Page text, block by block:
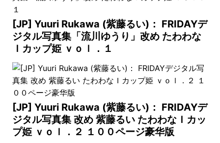
[JP] Yuuri Rukawa (紫藤るい)： FRIDAYデ
ジタル写真集「流川ゆうり」改め たわわな
Ｉカップ姫 ｖｏｌ．１
[JP] Yuuri Rukawa (紫藤るい)： FRIDAYデ
ジタル写真集 改め 紫藤るい たわわなＩカッ
プ姫 ｖｏｌ．２ １００ページ豪华版